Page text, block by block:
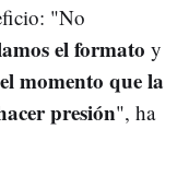
"No
el formato y
momento que la
presión", ha